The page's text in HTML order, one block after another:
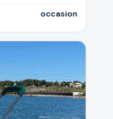
occasion